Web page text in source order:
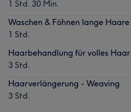
1 Std. 30 Min.
Waschen & Föhnen lange Haare
1 Std.
Haarbehandlung für volles Haar
3 Std.
Haarverlängerung - Weaving
3 Std.